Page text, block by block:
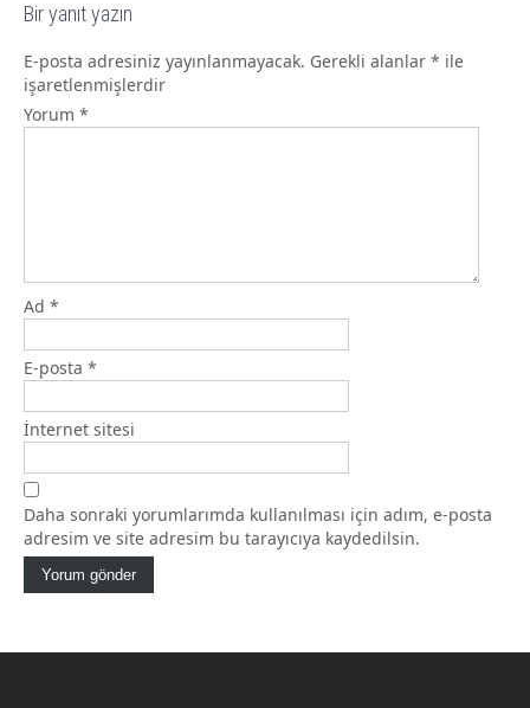
Bir yanıt yazın
E-posta adresiniz yayınlanmayacak. Gerekli alanlar * ile
işaretlenmişlerdir
Yorum *
Ad *
E-posta *
İnternet sitesi
Daha sonraki yorumlarımda kullanılması için adım, e-posta
adresim ve site adresim bu tarayıcıya kaydedilsin.